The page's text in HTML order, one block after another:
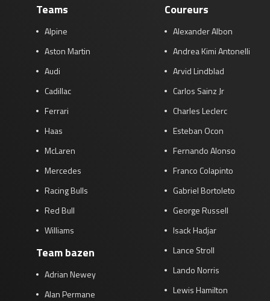
Teams
Alpine
Aston Martin
Audi
Cadillac
Ferrari
Haas
McLaren
Mercedes
Racing Bulls
Red Bull
Williams
Team bazen
Adrian Newey
Alan Permane
Coureurs
Alexander Albon
Andrea Kimi Antonelli
Arvid Lindblad
Carlos Sainz Jr
Charles Leclerc
Esteban Ocon
Fernando Alonso
Franco Colapinto
Gabriel Bortoleto
George Russell
Isack Hadjar
Lance Stroll
Lando Norris
Lewis Hamilton